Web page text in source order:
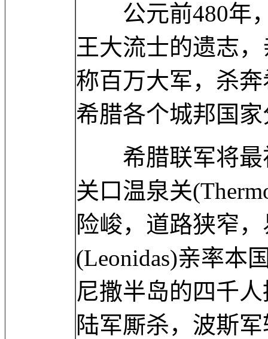
公元前480年，
王大流士的遗志
称百万大军，杀
希腊各个城邦国
希腊联军将最
关口温泉关
险峻，道路狭窄
(Leonidas)亲率本
尼撒半岛的四千
陆军厮杀，波斯